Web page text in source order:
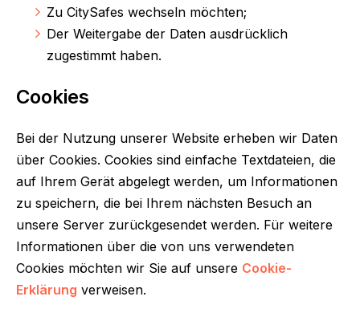
Zu CitySafes wechseln möchten;
Der Weitergabe der Daten ausdrücklich
zugestimmt haben.
Cookies
Bei der Nutzung unserer Website erheben wir Daten
über Cookies. Cookies sind einfache Textdateien, die
auf Ihrem Gerät abgelegt werden, um Informationen
zu speichern, die bei Ihrem nächsten Besuch an
unsere Server zurückgesendet werden. Für weitere
Informationen über die von uns verwendeten
Cookies möchten wir Sie auf unsere Cookie-
Erklärung verweisen.